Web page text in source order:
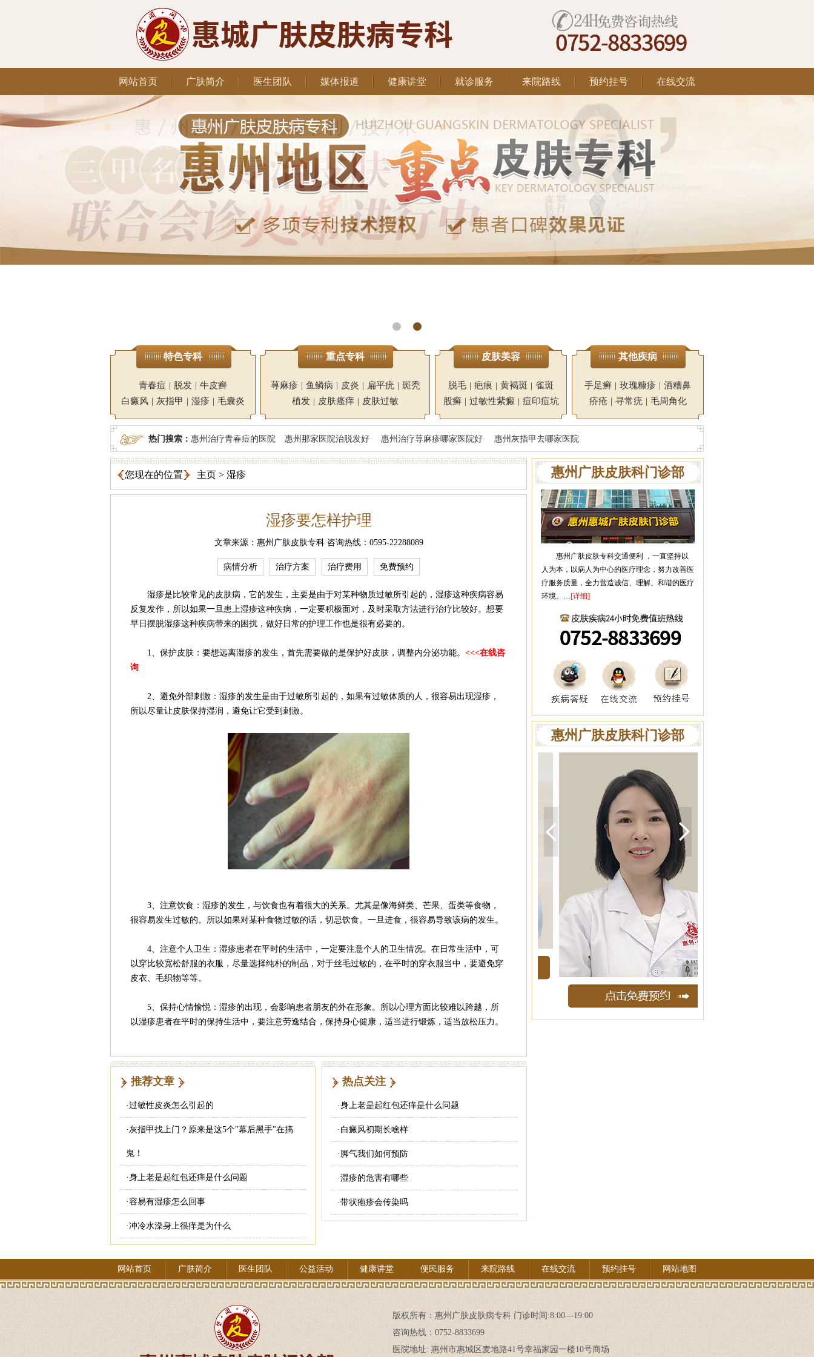
网站首页 广肤简介 医生团队 媒体报道 健康讲堂 就诊服务 来院路线 预约挂号 在线交流
特色专科
青春痘 | 脱发 | 牛皮癣
白癜风 | 灰指甲 | 湿疹 | 毛囊炎
重点专科
荨麻疹 | 鱼鳞病 | 皮炎 | 扁平疣 | 斑秃
植发 | 皮肤瘙痒 | 皮肤过敏
皮肤美容
脱毛 | 疤痕 | 黄褐斑 | 雀斑
股癣 | 过敏性紫癜 | 痘印痘坑
其他疾病
手足癣 | 玫瑰糠疹 | 酒糟鼻
疥疮 | 寻常疣 | 毛周角化
热门搜索： 惠州治疗青春痘的医院 惠州那家医院治脱发好 惠州治疗荨麻疹哪家医院好 惠州灰指甲去哪家医院
您现在的位置 主页 > 湿疹
湿疹要怎样护理
文章来源：惠州广肤皮肤专科 咨询热线：0595-22288089
病情分析 治疗方案 治疗费用 免费预约
湿疹是比较常见的皮肤病，它的发生，主要是由于对某种物质过敏所引起的，湿疹这种疾病容易
反复发作，所以如果一旦患上湿疹这种疾病，一定要积极面对，及时采取方法进行治疗比较好。想要
早日摆脱湿疹这种疾病带来的困扰，做好日常的护理工作也是很有必要的。
1、保护皮肤：要想远离湿疹的发生，首先需要做的是保护好皮肤，调整内分泌功能。 <<<在线咨
询
2、避免外部刺激：湿疹的发生是由于过敏所引起的，如果有过敏体质的人，很容易出现湿疹，
所以尽量让皮肤保持湿润，避免让它受到刺激。
3、注意饮食：湿疹的发生，与饮食也有着很大的关系。尤其是像海鲜类、芒果、蛋类等食物，
很容易发生过敏的。所以如果对某种食物过敏的话，切忌饮食。一旦进食，很容易导致该病的发生。
4、注意个人卫生：湿疹患者在平时的生活中，一定要注意个人的卫生情况。在日常生活中，可
以穿比较宽松舒服的衣服，尽量选择纯朴的制品，对于丝毛过敏的，在平时的穿衣服当中，要避免穿
皮衣、毛织物等等。
5、保持心情愉悦：湿疹的出现，会影响患者朋友的外在形象。所以心理方面比较难以跨越，所
以湿疹患者在平时的保持生活中，要注意劳逸结合，保持身心健康，适当进行锻炼，适当放松压力。
推荐文章
·过敏性皮炎怎么引起的
·灰指甲找上门？原来是这5个"幕后黑手"在搞
鬼！
·身上老是起红包还痒是什么问题
·容易有湿疹怎么回事
·冲冷水澡身上很痒是为什么
热点关注
·身上老是起红包还痒是什么问题
· 白癜风初期长啥样
· 脚气我们如何预防
·湿疹的危害有哪些
·带状疱疹会传染吗
惠州广肤皮肤科门诊部
惠州广肤皮肤专科交通便利 ，一直坚持以
人为本，以病人为中心的医疗理念，努力改善医
疗服务质量，全力营造诚信、理解、和谐的医疗
环境。…[详细]
惠州广肤皮肤科门诊部
网站首页 广肤简介 医生团队 公益活动 健康讲堂 便民服务 来院路线 在线交流 预约挂号 网站地图
版权所有： 惠州广肤皮肤病专科 门诊时间:8:00—19:00
咨询热线：0752-8833699
医院地址: 惠州市惠城区麦地路41号幸福家园一楼10号商场